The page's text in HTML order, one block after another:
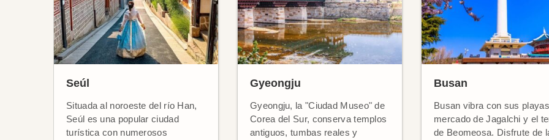
Seúl
Situada al noroeste del río Han,
Seúl es una popular ciudad
turística con numerosos
Gyeongju
Gyeongju, la "Ciudad Museo" de
Corea del Sur, conserva templos
antiguos, tumbas reales y
Busan
Busan vibra con sus
mercado de Jagalchi y el
de Beomeosa. Disfrute de